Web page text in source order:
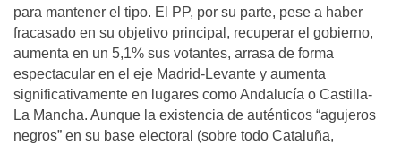
para mantener el tipo. El PP, por su parte, pese a haber
fracasado en su objetivo principal, recuperar el gobierno,
aumenta en un 5,1% sus votantes, arrasa de forma
espectacular en el eje Madrid-Levante y aumenta
significativamente en lugares como Andalucía o Castilla-
La Mancha. Aunque la existencia de auténticos “agujeros
negros” en su base electoral (sobre todo Cataluña,